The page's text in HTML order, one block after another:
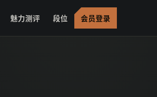
魅力测评 段位 会员登录